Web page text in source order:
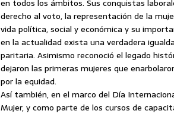
en todos los ámbitos. Sus conquistas
derecho al voto, la representación de la
vida política, social y económica y su
en la actualidad exista una verdadera
paritaria. Asimismo reconoció el legado
dejaron las primeras mujeres que
por la equidad.
Así también, en el marco del Día
Mujer, y como parte de los cursos de